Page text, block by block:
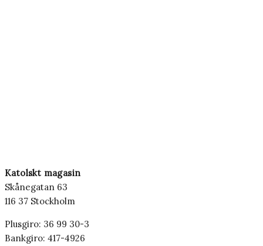
Katolskt magasin
Skånegatan 63
116 37 Stockholm
Plusgiro: 36 99 30-3
Bankgiro: 417-4926